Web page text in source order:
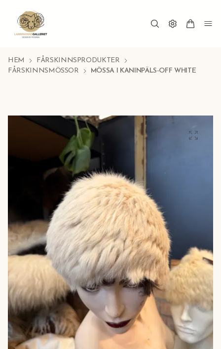
HEM
FÅRSKINNSPRODUKTER
FÅRSKINNSMÖSSOR
MÖSSA I KANINPÄLS-OFF WHITE